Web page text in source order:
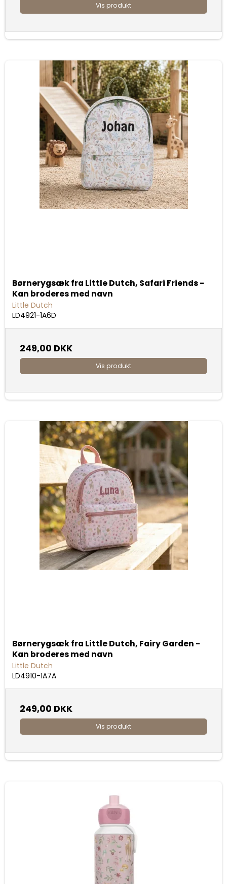
Vis produkt
Børnerygsæk fra Little Dutch, Safari Friends -
Kan broderes med navn
Little Dutch
LD4921-1A6D
249,00 DKK
Vis produkt
Børnerygsæk fra Little Dutch, Fairy Garden -
Kan broderes med navn
Little Dutch
LD4910-1A7A
249,00 DKK
Vis produkt